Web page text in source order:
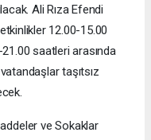
Ali Rıza Efendi
12.00-15.00
saatleri arasında
taşıtsız
ve Sokaklar